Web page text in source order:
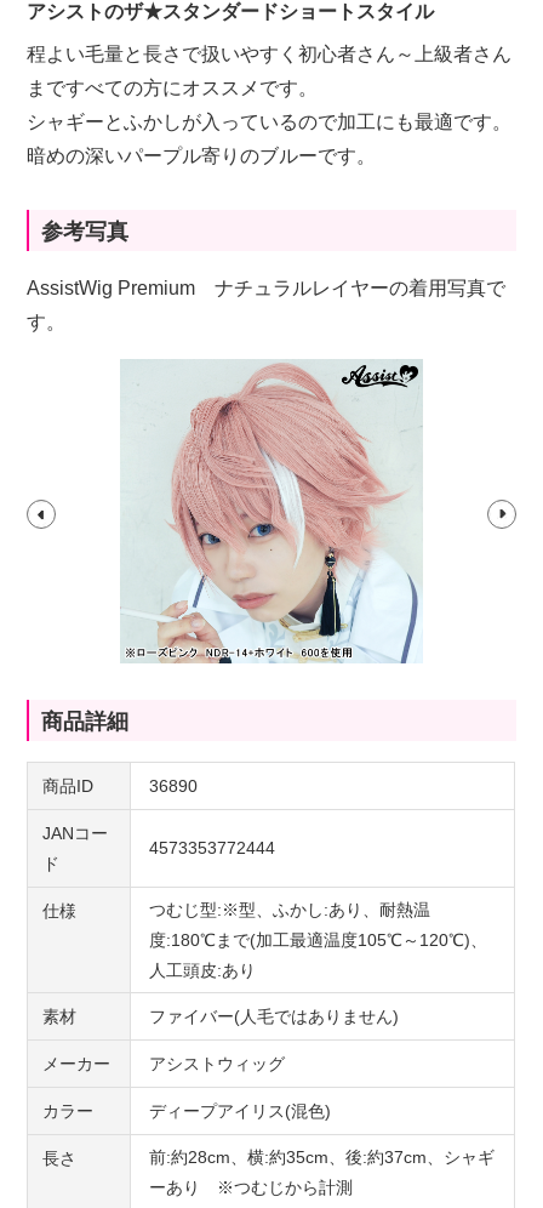
アシストのザ★スタンダードショートスタイル
程よい毛量と長さで扱いやすく初心者さん～上級者さん
まですべての方にオススメです。
シャギーとふかしが入っているので加工にも最適です。
暗めの深いパープル寄りのブルーです。
参考写真
AssistWig Premium ナチュラルレイヤーの着用写真で
す。
商品詳細
商品ID 36890
JANコー
ド
4573353772444
仕様
つむじ型:※型、ふかし:あり、耐熱温
度:180℃まで(加工最適温度105℃～120℃)、
人工頭皮:あり
素材 ファイバー(人毛ではありません)
メーカー アシストウィッグ
カラー ディープアイリス(混色)
長さ
前:約28cm、横:約35cm、後:約37cm、シャギ
ーあり ※つむじから計測